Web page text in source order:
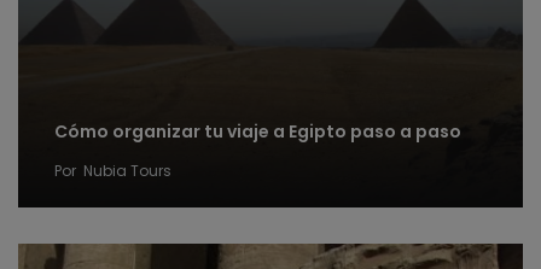
Cómo organizar tu viaje a Egipto paso a paso
Por Nubia Tours